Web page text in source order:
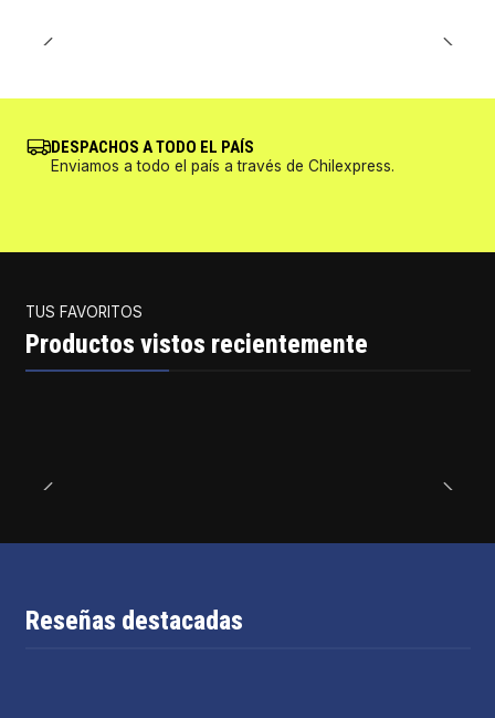
DESPACHOS A TODO EL PAÍS
Enviamos a todo el país a través de Chilexpress.
TUS FAVORITOS
Productos vistos recientemente
Reseñas destacadas